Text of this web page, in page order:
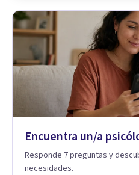
Encuentra un/a
Responde 7 preguntas y
necesidades.